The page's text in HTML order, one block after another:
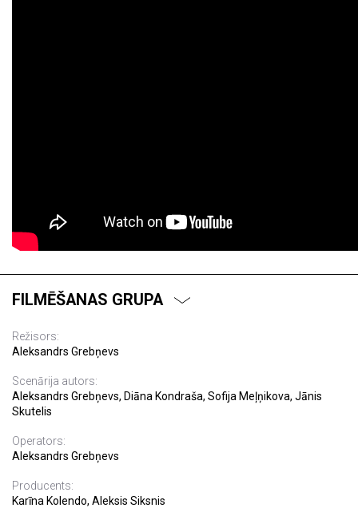
FILMĒŠANAS GRUPA
Režisors:
Aleksandrs Grebņevs
Scenārija autors:
Aleksandrs Grebņevs, Diāna Kondraša, Sofija Meļņikova, Jānis
Skutelis
Operators:
Aleksandrs Grebņevs
Producents:
Karīna Kolendo, Aleksis Siksnis